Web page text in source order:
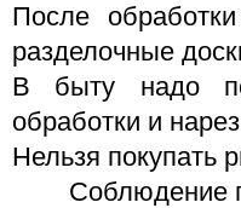
После
разделочные
В быту надо
обработки и
Нельзя покупать
Соблюдение